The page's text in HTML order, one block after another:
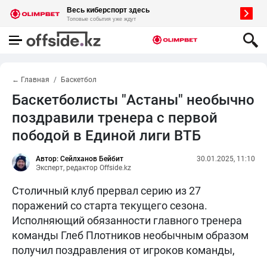
← Главная Баскетбол
Баскетболисты "Астаны" необычно
поздравили тренера с первой
пободой в Единой лиги ВТБ
Автор: Сейлханов Бейбит
Эксперт, редактор Offside.kz
30.01.2025, 11:10
Столичный клуб прервал серию из 27
поражений со старта текущего сезона.
Исполняющий обязанности главного тренера
команды Глеб Плотников необычным образом
получил поздравления от игроков команды,